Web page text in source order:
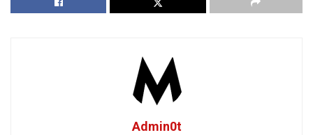
Admin0t